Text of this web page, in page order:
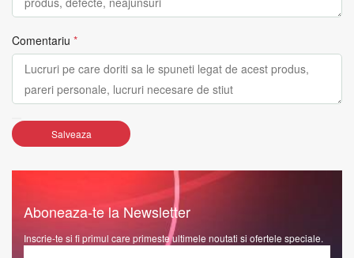
Comentariu *
Salveaza
Aboneaza-te la Newsletter
Inscrie-te si fi primul care primeste ultimele noutati si ofertele speciale.